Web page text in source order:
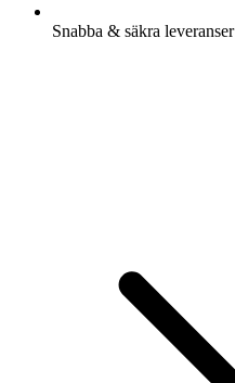
Snabba & säkra leveranser